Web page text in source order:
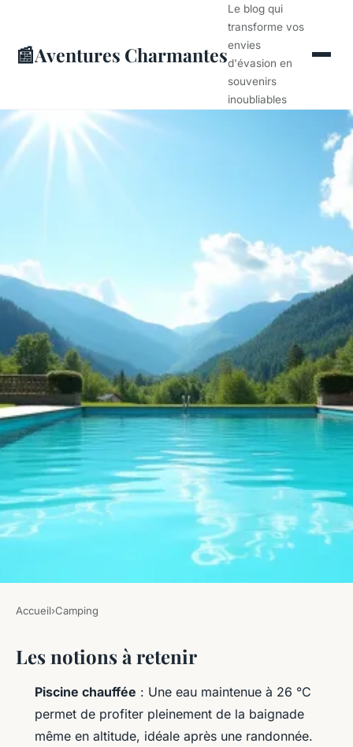
📰Aventures Charmantes
Le blog qui
transforme vos
envies
d'évasion en
souvenirs
inoubliables
CAMPING
Profitez d'un camping en
Vercors avec piscine chauffée
Bernardin•04/06/2026 17:04•10 min de lecture
Accueil›Camping
Les notions à retenir
Piscine chauffée : Une eau maintenue à 26 °C
permet de profiter pleinement de la baignade
même en altitude, idéale après une randonnée.